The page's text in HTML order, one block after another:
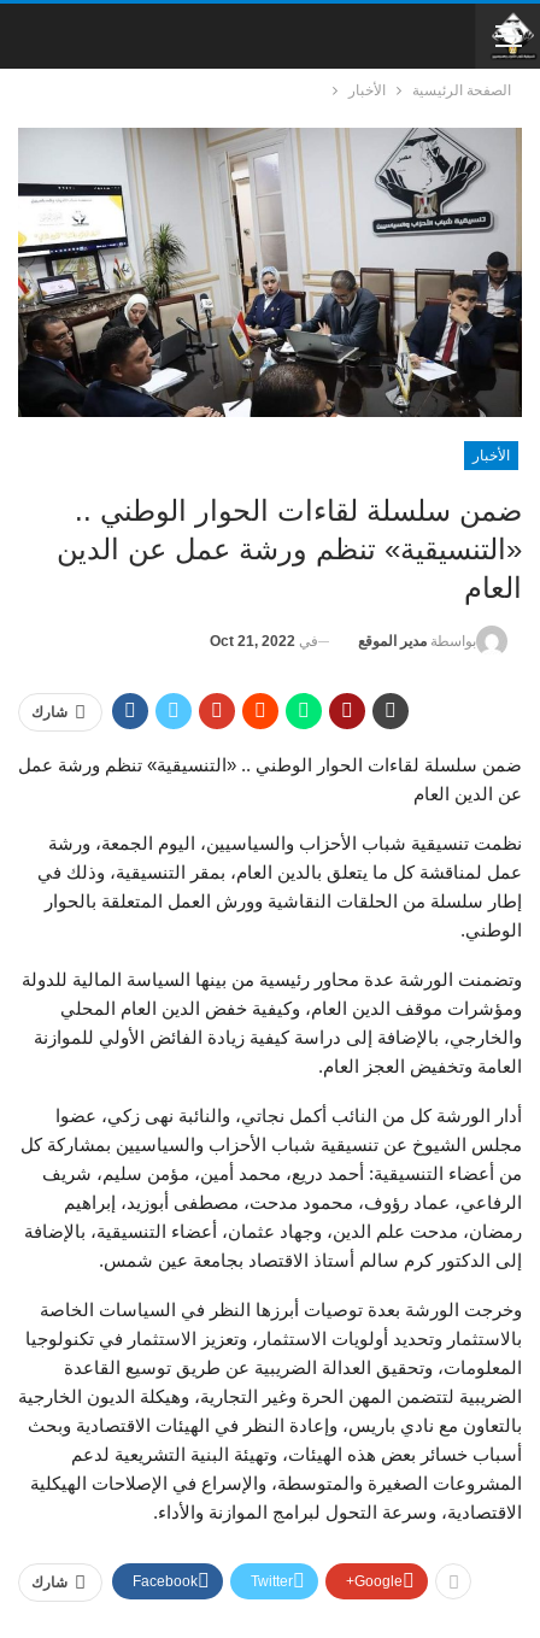
الصفحة الرئيسية الأخبار
الأخبار
ضمن سلسلة لقاءات الحوار الوطني ..
«التنسيقية» تنظم ورشة عمل عن الدين
العام
بواسطة مدير الموقع في Oct 21, 2022
شارك
ضمن سلسلة لقاءات الحوار الوطني .. «التنسيقية» تنظم ورشة عمل
عن الدين العام
نظمت تنسيقية شباب الأحزاب والسياسيين، اليوم الجمعة، ورشة
عمل لمناقشة كل ما يتعلق بالدين العام، بمقر التنسيقية، وذلك في
إطار سلسلة من الحلقات النقاشية وورش العمل المتعلقة بالحوار
الوطني.
وتضمنت الورشة عدة محاور رئيسية من بينها السياسة المالية للدولة
ومؤشرات موقف الدين العام، وكيفية خفض الدين العام المحلي
والخارجي، بالإضافة إلى دراسة كيفية زيادة الفائض الأولي للموازنة
العامة وتخفيض العجز العام.
أدار الورشة كل من النائب أكمل نجاتي، والنائبة نهى زكي، عضوا
مجلس الشيوخ عن تنسيقية شباب الأحزاب والسياسيين بمشاركة كل
من أعضاء التنسيقية: أحمد دريع، محمد أمين، مؤمن سليم، شريف
الرفاعي، عماد رؤوف، محمود مدحت، مصطفى أبوزيد، إبراهيم
رمضان، مدحت علم الدين، وجهاد عثمان، أعضاء التنسيقية، بالإضافة
إلى الدكتور كرم سالم أستاذ الاقتصاد بجامعة عين شمس.
وخرجت الورشة بعدة توصيات أبرزها النظر في السياسات الخاصة
بالاستثمار وتحديد أولويات الاستثمار، وتعزيز الاستثمار في تكنولوجيا
المعلومات، وتحقيق العدالة الضريبية عن طريق توسيع القاعدة
الضريبية لتتضمن المهن الحرة وغير التجارية، وهيكلة الديون الخارجية
بالتعاون مع نادي باريس، وإعادة النظر في الهيئات الاقتصادية وبحث
أسباب خسائر بعض هذه الهيئات، وتهيئة البنية التشريعية لدعم
المشروعات الصغيرة والمتوسطة، والإسراع في الإصلاحات الهيكلية
الاقتصادية، وسرعة التحول لبرامج الموازنة والأداء.
شارك Facebook Twitter Google+